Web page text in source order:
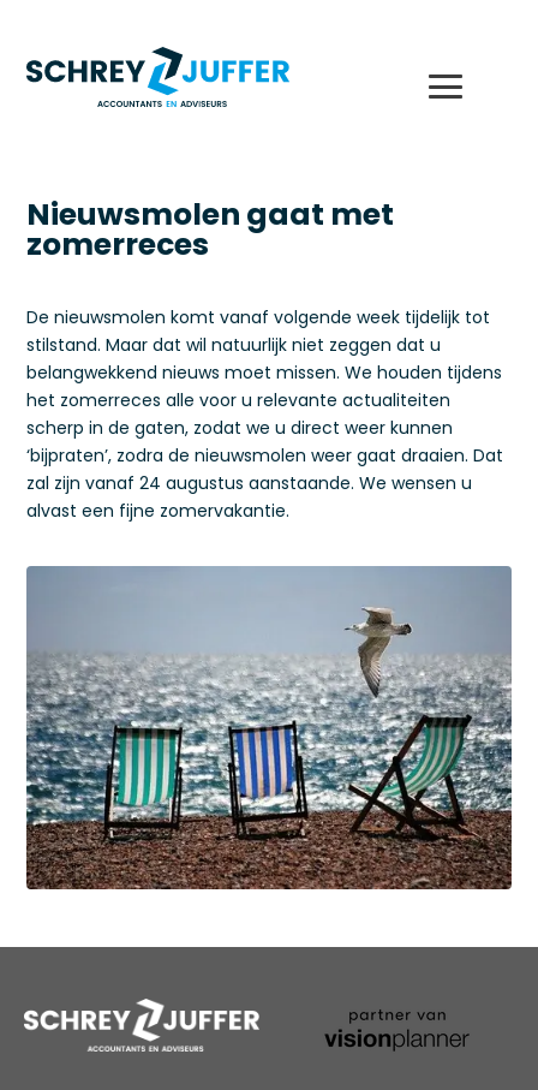
Nieuwsmolen gaat met
zomerreces
De nieuwsmolen komt vanaf volgende week tijdelijk tot
stilstand. Maar dat wil natuurlijk niet zeggen dat u
belangwekkend nieuws moet missen. We houden tijdens
het zomerreces alle voor u relevante actualiteiten
scherp in de gaten, zodat we u direct weer kunnen
‘bijpraten’, zodra de nieuwsmolen weer gaat draaien. Dat
zal zijn vanaf 24 augustus aanstaande. We wensen u
alvast een fijne zomervakantie.